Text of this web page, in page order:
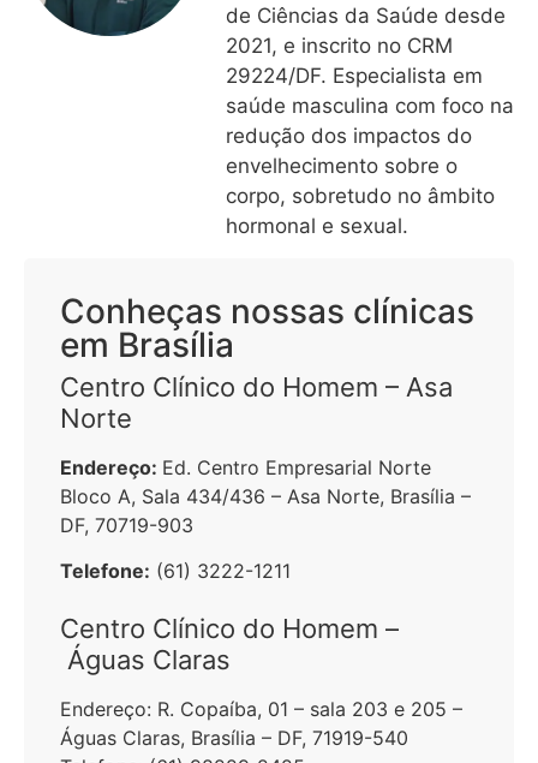
de Ciências da Saúde desde
2021, e inscrito no CRM
29224/DF. Especialista em
saúde masculina com foco na
redução dos impactos do
envelhecimento sobre o
corpo, sobretudo no âmbito
hormonal e sexual.
Conheças nossas clínicas
em Brasília
Centro Clínico do Homem – Asa
Norte
Endereço: Ed. Centro Empresarial Norte
Bloco A, Sala 434/436 – Asa Norte, Brasília –
DF, 70719-903
Telefone: (61) 3222-1211
Centro Clínico do Homem –
Águas Claras
Endereço: R. Copaíba, 01 – sala 203 e 205 –
Águas Claras, Brasília – DF, 71919-540